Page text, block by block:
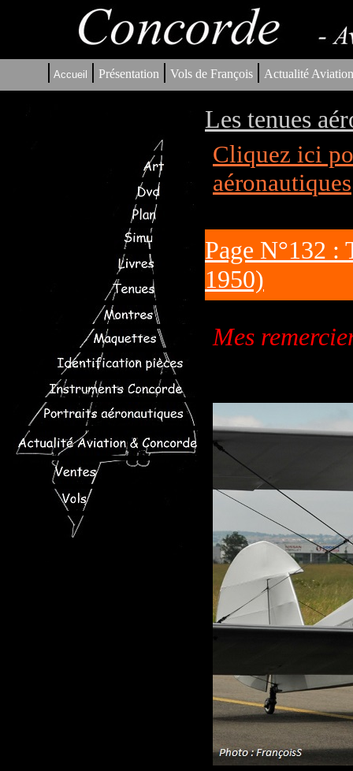
| Accueil | Présentation | Vols de François | Actualité
Les tenues
Cliquez ici
aéronautiques
Page N°132 :
1950)
Mes